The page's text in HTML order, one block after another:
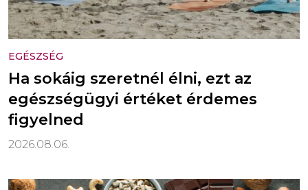
EGÉSZSÉG
Ha sokáig szeretnél élni, ezt az
egészségügyi értéket érdemes
figyelned
2026.08.06.